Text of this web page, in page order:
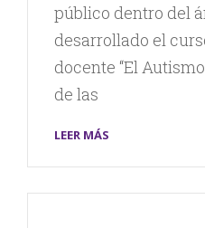
público dentro del
desarrollado el
docente “El
de las
LEER MÁS